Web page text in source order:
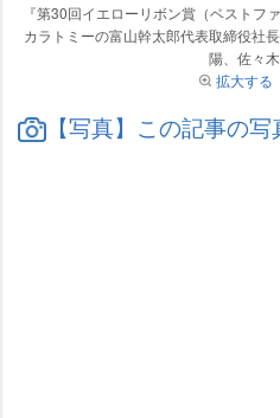
『第30回イエローリボン賞（ベストフ
カラトミーの富山幹太郎代表取締役社
陽、佐々
拡大する
【写真】この記事の